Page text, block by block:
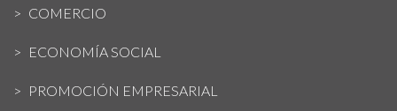
COMERCIO
ECONOMÍA SOCIAL
PROMOCIÓN EMPRESARIAL